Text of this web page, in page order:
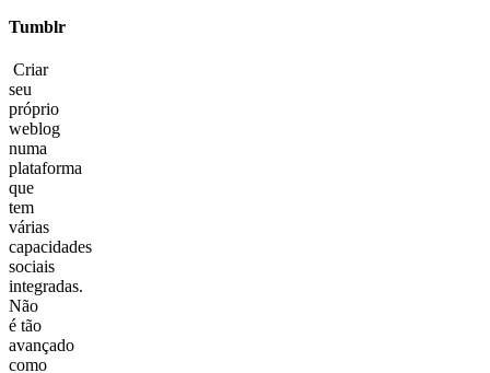
Tumblr
Criar
seu
próprio
weblog
numa
plataforma
que
tem
várias
capacidades
sociais
integradas.
Não
é tão
avançado
como